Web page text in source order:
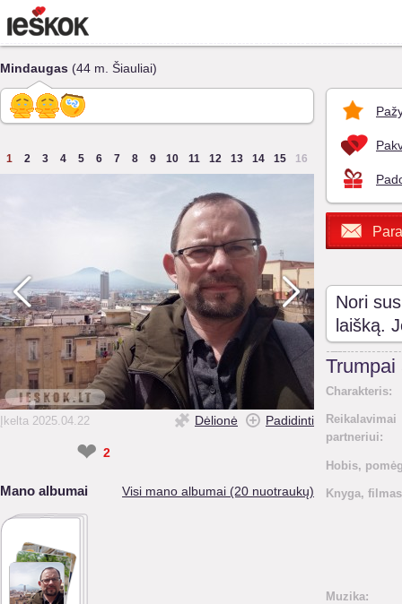
Mindaugas (44 m. Šiauliai)
1 2 3 4 5 6 7 8 9 10 11 12 13 14 15 16
Įkelta 2025.04.22 Dėlionė Padidinti
❤ 2
Mano albumai Visi mano albumai (20 nuotraukų)
Nori
laišką.
Trumpai
Charakteris:
Reikalavimai
partneriui:
Hobis,
Knyga,
Muzika: